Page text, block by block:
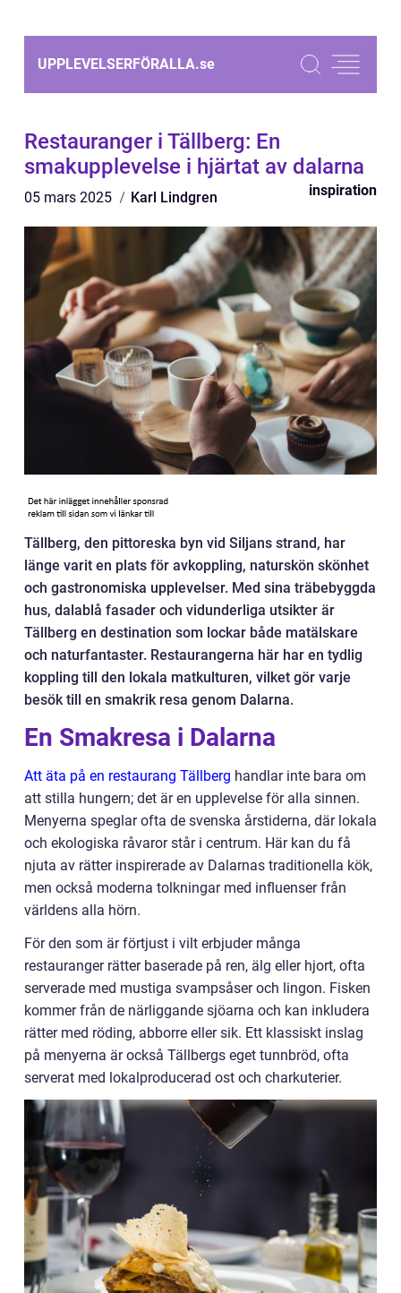
UPPLEVELSERFÖRALLA.se
Restauranger i Tällberg: En
smakupplevelse i hjärtat av dalarna
05 mars 2025 Karl Lindgren inspiration
Tällberg, den pittoreska byn vid Siljans strand, har
länge varit en plats för avkoppling, naturskön skönhet
och gastronomiska upplevelser. Med sina träbebyggda
hus, dalablå fasader och vidunderliga utsikter är
Tällberg en destination som lockar både matälskare
och naturfantaster. Restaurangerna här har en tydlig
koppling till den lokala matkulturen, vilket gör varje
besök till en smakrik resa genom Dalarna.
En Smakresa i Dalarna
Att äta på en restaurang Tällberg handlar inte bara om
att stilla hungern; det är en upplevelse för alla sinnen.
Menyerna speglar ofta de svenska årstiderna, där lokala
och ekologiska råvaror står i centrum. Här kan du få
njuta av rätter inspirerade av Dalarnas traditionella kök,
men också moderna tolkningar med influenser från
världens alla hörn.
För den som är förtjust i vilt erbjuder många
restauranger rätter baserade på ren, älg eller hjort, ofta
serverade med mustiga svampsåser och lingon. Fisken
kommer från de närliggande sjöarna och kan inkludera
rätter med röding, abborre eller sik. Ett klassiskt inslag
på menyerna är också Tällbergs eget tunnbröd, ofta
serverat med lokalproducerad ost och charkuterier.